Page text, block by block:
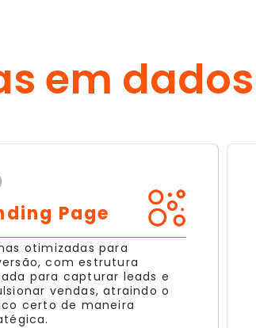
em dados
Page
otimizadas para
com estrutura
para capturar leads e
vendas, atraindo o
certo de maneira